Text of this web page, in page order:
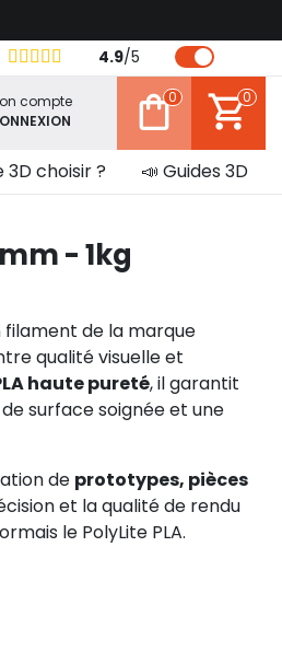
4.9/5
compte
0 0
3D choisir ? 📣 Guides 3D
- 1kg
filament de la marque
qualité visuelle et
haute pureté, il garantit
surface soignée et une
de prototypes, pièces
et la qualité de rendu
le PolyLite PLA.